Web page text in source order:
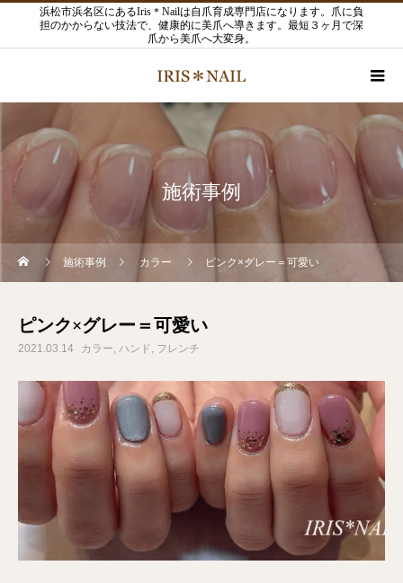
浜松市浜名区にあるIris＊Nailは自爪育成専門店になります。爪に負
担のかからない技法で、健康的に美爪へ導きます。最短３ヶ月で深
爪から美爪へ大変身。
施術事例
施術事例 カラー ピンク×グレー＝可愛い
ピンク×グレー＝可愛い
2021.03.14 カラー ハンド フレンチ